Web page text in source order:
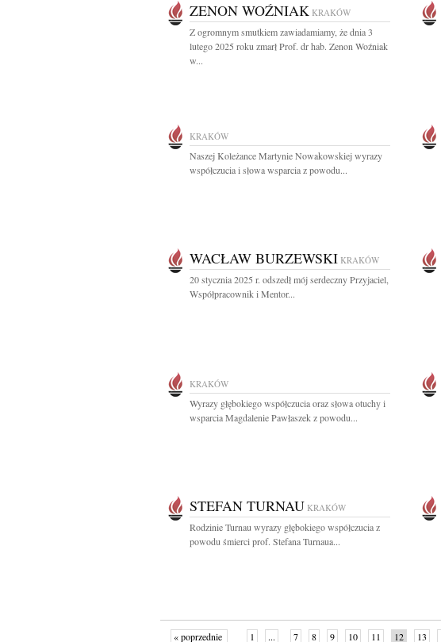
ZENON WOŹNIAK KRAKÓW
Z ogromnym smutkiem zawiadamiamy, że dnia 3
lutego 2025 roku zmarł Prof. dr hab. Zenon Woźniak
w...
KRAKÓW
Naszej Koleżance Martynie Nowakowskiej wyrazy
współczucia i słowa wsparcia z powodu...
WACŁAW BURZEWSKI KRAKÓW
20 stycznia 2025 r. odszedł mój serdeczny Przyjaciel,
Współpracownik i Mentor...
KRAKÓW
Wyrazy głębokiego współczucia oraz słowa otuchy i
wsparcia Magdalenie Pawłaszek z powodu...
STEFAN TURNAU KRAKÓW
Rodzinie Turnau wyrazy głębokiego współczucia z
powodu śmierci prof. Stefana Turnaua...
« poprzednie 1 ... 7 8 9 10 11 12 13